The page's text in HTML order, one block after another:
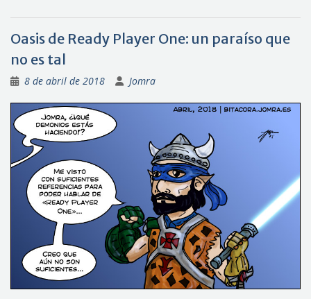
Oasis de Ready Player One: un paraíso que
no es tal
8 de abril de 2018 Jomra